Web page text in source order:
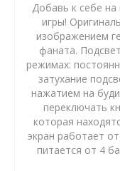
Добавь к себе
игры!
изображением
фаната.
режимах:
затухание
нажатием на
переключать
которая
экран работает
питается от 4